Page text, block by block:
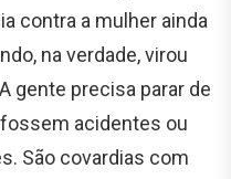
contra a mulher ainda
na verdade, virou
gente precisa parar de
acidentes ou
São covardias com